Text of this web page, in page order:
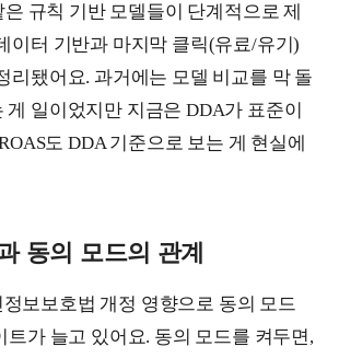
은 규칙 기반 모델들이 단계적으로 제
이터 기반과 마지막 클릭(유료/유기)
리됐어요. 과거에는 모델 비교를 막 돌
게 일이었지만 지금은 DDA가 표준이
도 DDA 기준으로 보는 게 현실에
동의 모드의 관계
보보호법 개정 영향으로 동의 모드
트가 늘고 있어요. 동의 모드를 켜두면,